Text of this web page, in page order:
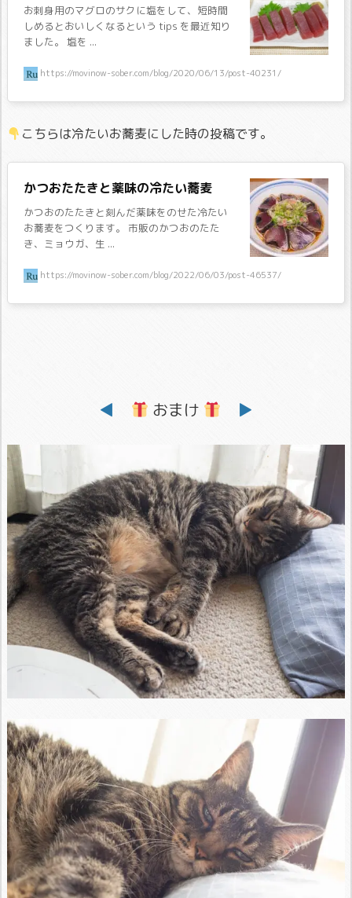
お刺身用のマグロのサクに塩をして、短時間
しめるとおいしくなるという tips を最近知り
ました。 塩を ...
https://movinow-sober.com/blog/2020/06/13/post-40231/
こちらは冷たいお蕎麦にした時の投稿です。
かつおたたきと薬味の冷たい蕎麦
かつおのたたきと刻んだ薬味をのせた冷たい
お蕎麦をつくります。 市販のかつおのたた
き、ミョウガ、生 ...
https://movinow-sober.com/blog/2022/06/03/post-46537/
◀ おまけ ▶